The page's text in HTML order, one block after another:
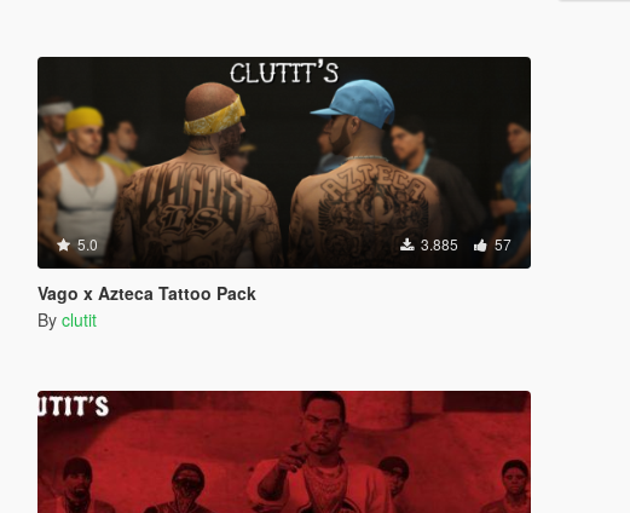
5.0 3.885 57
Vago x Azteca Tattoo Pack
By clutit